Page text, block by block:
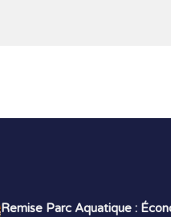
Remise Parc Aquatique :